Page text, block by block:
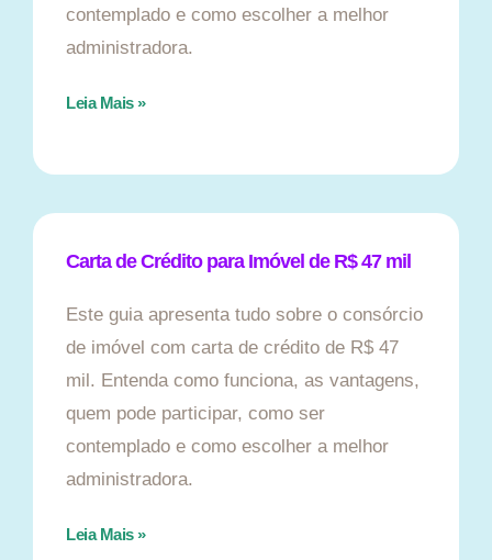
contemplado e como escolher a melhor
administradora.
Leia Mais »
Carta de Crédito para Imóvel de R$ 47 mil
Este guia apresenta tudo sobre o consórcio
de imóvel com carta de crédito de R$ 47
mil. Entenda como funciona, as vantagens,
quem pode participar, como ser
contemplado e como escolher a melhor
administradora.
Leia Mais »